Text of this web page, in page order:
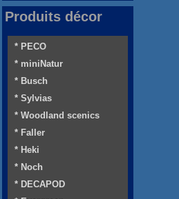
Produits décor
* PECO
* miniNatur
* Busch
* Sylvias
* Woodland scenics
* Faller
* Heki
* Noch
* DECAPOD